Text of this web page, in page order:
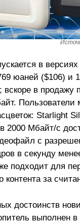
в
юаней ($106) и
вскоре в продажу
Пользователи
Starlight
2000 Мбайт/с
с
в секунду
подходит для
контента за
достоинств
выполнен